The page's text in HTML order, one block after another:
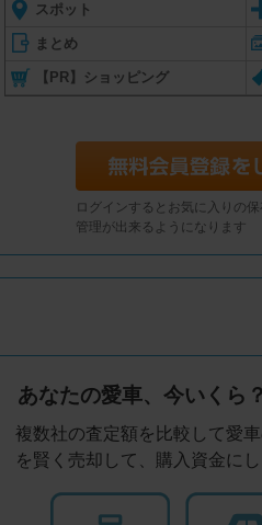
スポット
まとめ
【PR】ショッピング
ログインするとお気に入りの
管理が出来るようになります
あなたの愛車、今いくら？
複数社の査定額を比較して愛
を賢く売却して、購入資金に